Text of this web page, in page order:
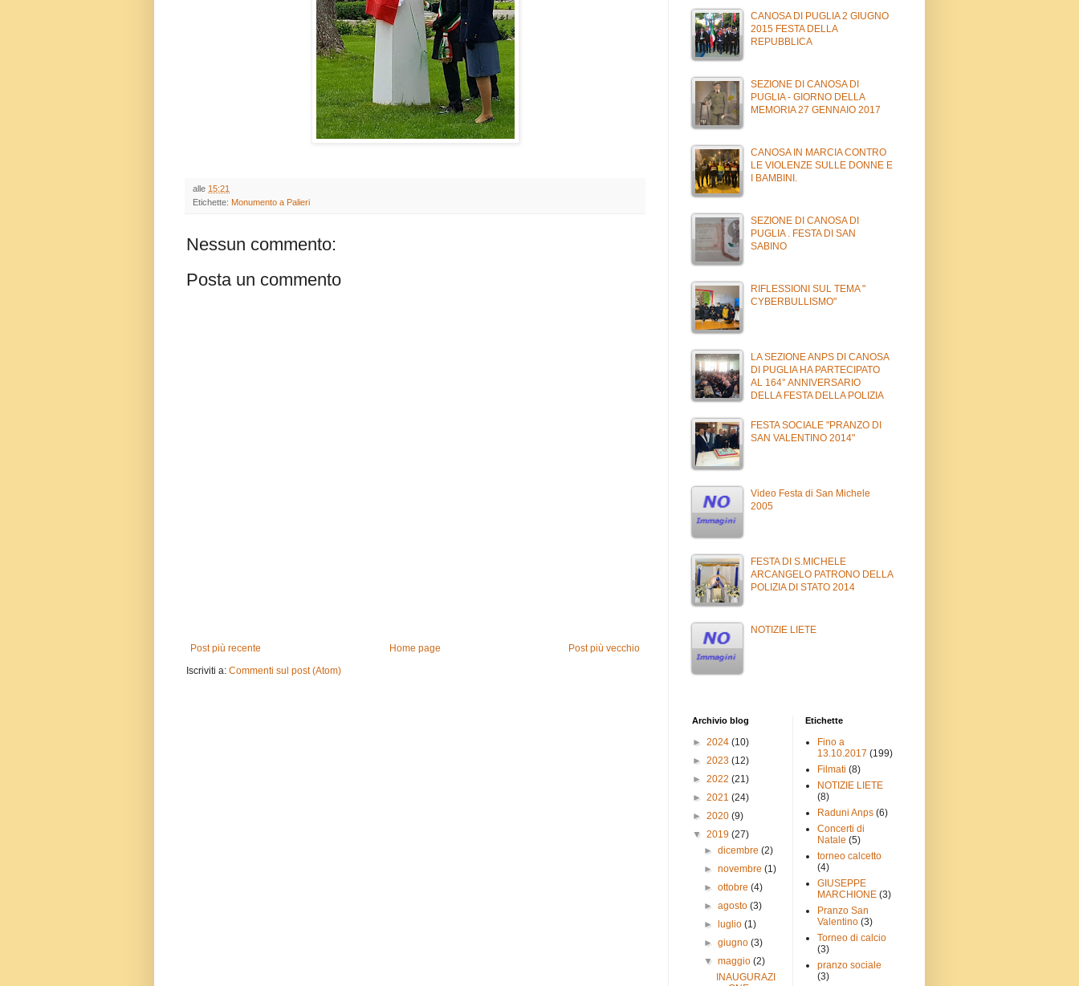
alle 15:21
Etichette: Monumento a Palieri
Nessun commento:
Posta un commento
Post più recente Post più vecchio
Home page
Iscriviti a: Commenti sul post (Atom)
CANOSA DI PUGLIA 2 GIUGNO
2015 FESTA DELLA
REPUBBLICA
SEZIONE DI CANOSA DI
PUGLIA - GIORNO DELLA
MEMORIA 27 GENNAIO 2017
CANOSA IN MARCIA CONTRO
LE VIOLENZE SULLE DONNE E
I BAMBINI.
SEZIONE DI CANOSA DI
PUGLIA . FESTA DI SAN
SABINO
RIFLESSIONI SUL TEMA "
CYBERBULLISMO"
LA SEZIONE ANPS DI CANOSA
DI PUGLIA HA PARTECIPATO
AL 164° ANNIVERSARIO
DELLA FESTA DELLA POLIZIA
FESTA SOCIALE "PRANZO DI
SAN VALENTINO 2014"
Video Festa di San Michele
2005
FESTA DI S.MICHELE
ARCANGELO PATRONO DELLA
POLIZIA DI STATO 2014
NOTIZIE LIETE
Archivio blog
► 2024 (10)
► 2023 (12)
► 2022 (21)
► 2021 (24)
► 2020 (9)
▼ 2019 (27)
►dicembre(2)
►novembre(1)
►ottobre(4)
►agosto(3)
►luglio(1)
►giugno(3)
▼maggio(2)
INAUGURAZI
Etichette
Fino a
13.10.2017 (199)
Filmati (8)
NOTIZIE LIETE
(8)
Raduni Anps (6)
Concerti di
Natale (5)
torneo calcetto
(4)
GIUSEPPE
MARCHIONE (3)
Pranzo San
Valentino (3)
Torneo di calcio
(3)
pranzo sociale
(3)